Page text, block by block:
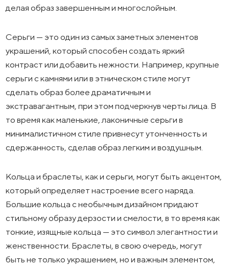
делая образ завершенным и многослойным.
Серьги — это один из самых заметных элементов
украшений, который способен создать яркий
контраст или добавить нежности. Например, крупные
серьги с камнями или в этническом стиле могут
сделать образ более драматичным и
экстравагантным, при этом подчеркнув черты лица. В
то время как маленькие, лаконичные серьги в
минималистичном стиле привнесут утонченность и
сдержанность, сделав образ легким и воздушным.
Кольца и браслеты, как и серьги, могут быть акцентом,
который определяет настроение всего наряда.
Большие кольца с необычным дизайном придают
стильному образу дерзости и смелости, в то время как
тонкие, изящные кольца — это символ элегантности и
женственности. Браслеты, в свою очередь, могут
быть не только украшением, но и важным элементом,